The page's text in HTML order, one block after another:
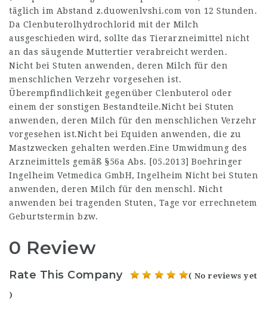
täglich im Abstand z.duowenlvshi.com von 12 Stunden.
Da Clenbuterolhydrochlorid mit der Milch
ausgeschieden wird, sollte das Tierarzneimittel nicht
an das säugende Muttertier verabreicht werden.
Nicht bei Stuten anwenden, deren Milch für den
menschlichen Verzehr vorgesehen ist.
Überempfindlichkeit gegenüber Clenbuterol oder
einem der sonstigen Bestandteile.Nicht bei Stuten
anwenden, deren Milch für den menschlichen Verzehr
vorgesehen ist.Nicht bei Equiden anwenden, die zu
Mastzwecken gehalten werden.Eine Umwidmung des
Arzneimittels gemäß §56a Abs. [05.2013] Boehringer
Ingelheim Vetmedica GmbH, Ingelheim Nicht bei Stuten
anwenden, deren Milch für den menschl. Nicht
anwenden bei tragenden Stuten, Tage vor errechnetem
Geburtstermin bzw.
0 Review
Rate This Company ( No reviews yet
)